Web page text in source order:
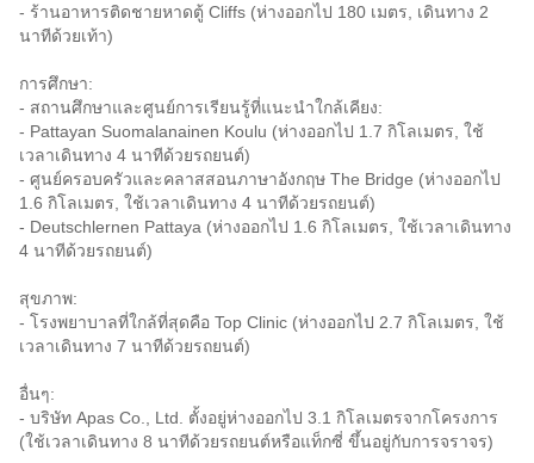
- ร้านอาหารติดชายหาดตู้ Cliffs (ห่างออกไป 180 เมตร, เดินทาง 2
นาทีด้วยเท้า)
การศึกษา:
- สถานศึกษาและศูนย์การเรียนรู้ที่แนะนำใกล้เคียง:
- Pattayan Suomalanainen Koulu (ห่างออกไป 1.7 กิโลเมตร, ใช้
เวลาเดินทาง 4 นาทีด้วยรถยนต์)
- ศูนย์ครอบครัวและคลาสสอนภาษาอังกฤษ The Bridge (ห่างออกไป
1.6 กิโลเมตร, ใช้เวลาเดินทาง 4 นาทีด้วยรถยนต์)
- Deutschlernen Pattaya (ห่างออกไป 1.6 กิโลเมตร, ใช้เวลาเดินทาง
4 นาทีด้วยรถยนต์)
สุขภาพ:
- โรงพยาบาลที่ใกล้ที่สุดคือ Top Clinic (ห่างออกไป 2.7 กิโลเมตร, ใช้
เวลาเดินทาง 7 นาทีด้วยรถยนต์)
อื่นๆ:
- บริษัท Apas Co., Ltd. ตั้งอยู่ห่างออกไป 3.1 กิโลเมตรจากโครงการ
(ใช้เวลาเดินทาง 8 นาทีด้วยรถยนต์หรือแท็กซี่ ขึ้นอยู่กับการจราจร)